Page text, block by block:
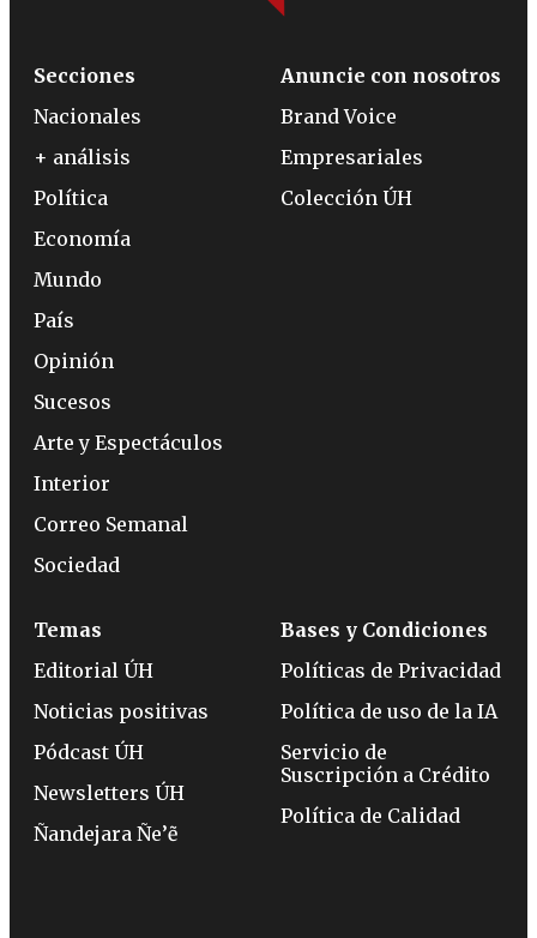
Secciones
Nacionales
+ análisis
Política
Economía
Mundo
País
Opinión
Sucesos
Arte y Espectáculos
Interior
Correo Semanal
Sociedad
Anuncie con nosotros
Brand Voice
Empresariales
Colección ÚH
Temas
Editorial ÚH
Noticias positivas
Pódcast ÚH
Newsletters ÚH
Ñandejara Ñe’ẽ
Bases y Condiciones
Políticas de Privacidad
Política de uso de la IA
Servicio de
Suscripción a Crédito
Política de Calidad